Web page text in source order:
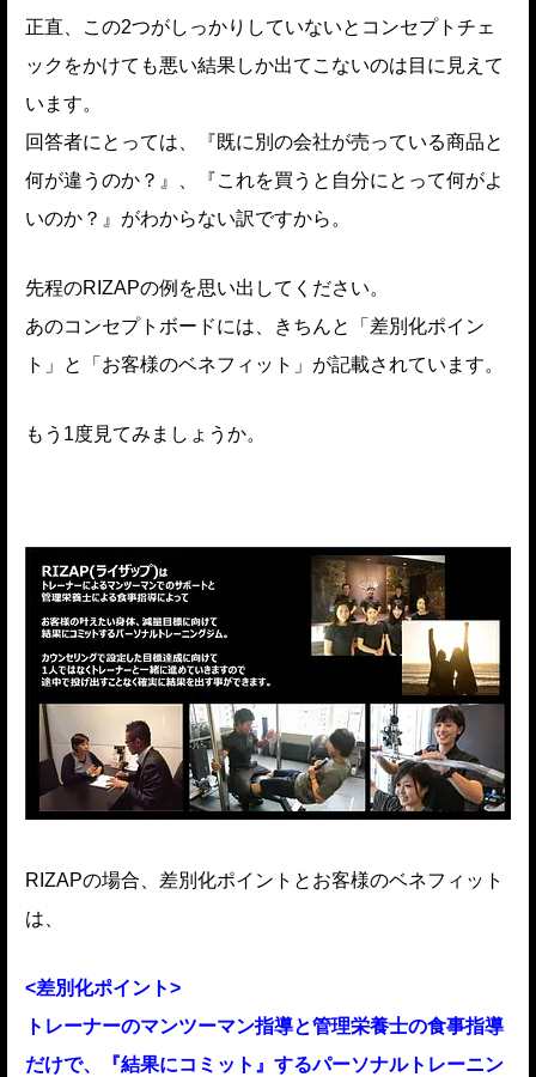
正直、この2つがしっかりしていないとコンセプトチェ
ックをかけても悪い結果しか出てこないのは目に見えて
います。
回答者にとっては、『既に別の会社が売っている商品と
何が違うのか？』、『これを買うと自分にとって何がよ
いのか？』がわからない訳ですから。
先程のRIZAPの例を思い出してください。
あのコンセプトボードには、きちんと「差別化ポイン
ト」と「お客様のベネフィット」が記載されています。
もう1度見てみましょうか。
RIZAPの場合、差別化ポイントとお客様のベネフィット
は、
<差別化ポイント>
トレーナーのマンツーマン指導と管理栄養士の食事指導
だけで、『結果にコミット』するパーソナルトレーニン